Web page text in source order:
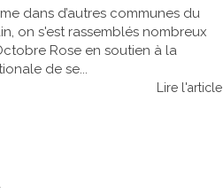
dans d’autres communes du
on s'est rassemblés nombreux
Rose en soutien à la
de se...
Lire l'article